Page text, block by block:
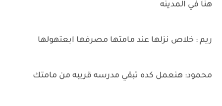
هنا في المدينه
ريم : خلاص نزلها عند مامتها مصرفها ابعتهولها
محمود: هنعمل كده تبقي مدرسه قريبه من مامتك